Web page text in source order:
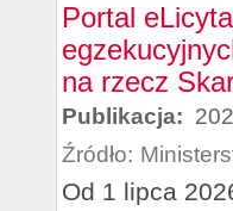
Portal
na rzecz
Publikacja:
Źródło:
Od 1 lipca